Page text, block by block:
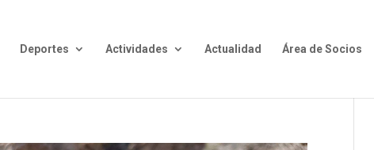
Deportes Actividades Actualidad Área de Socios